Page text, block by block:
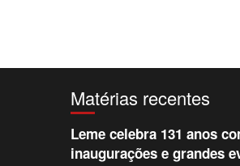
Matérias recentes
Leme celebra 131 anos
inaugurações e grandes